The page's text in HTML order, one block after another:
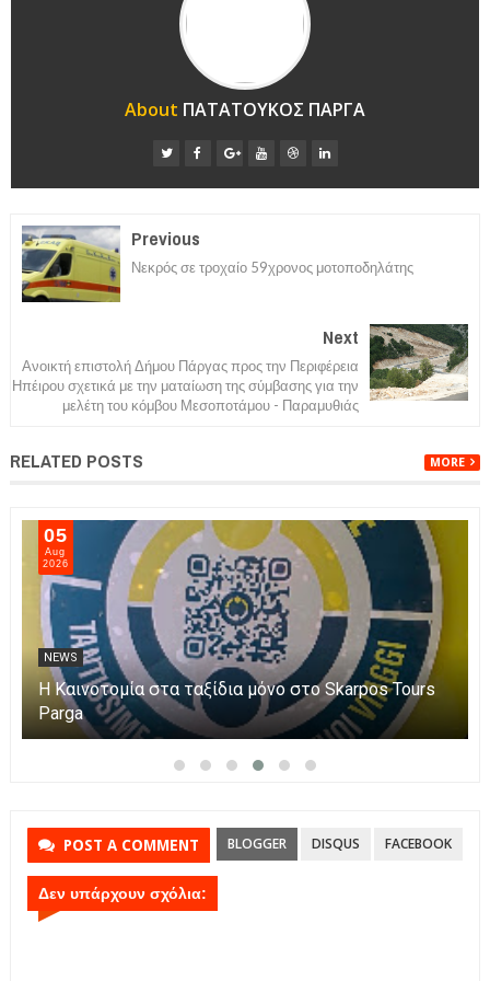
About ΠΑΤΑΤΟΥΚΟΣ ΠΑΡΓΑ
Previous
Νεκρός σε τροχαίο 59χρονος μοτοποδηλάτης
Next
Ανοικτή επιστολή Δήμου Πάργας προς την Περιφέρεια
Ηπέιρου σχετικά με την ματαίωση της σύμβασης για την
μελέτη του κόμβου Μεσοποτάμου - Παραμυθιάς
RELATED POSTS MORE
06
Aug
2026
NEWS
Η Πάργα τίμησε τη Μεταμόρφωση του Κυρίου
POST A COMMENT BLOGGER DISQUS FACEBOOK
Δεν υπάρχουν σχόλια: